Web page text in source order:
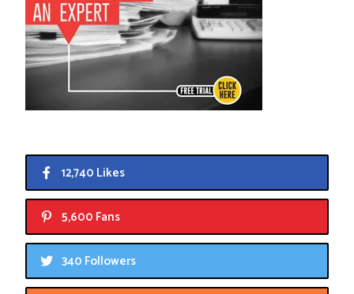
12,740 Likes
5,600 Fans
340 Followers